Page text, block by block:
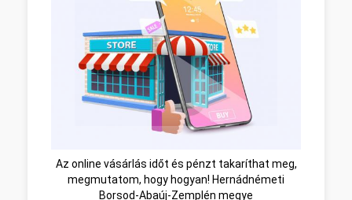
Az online vásárlás időt és pénzt takaríthat meg,
megmutatom, hogy hogyan! Hernádnémeti
Borsod-Abaúj-Zemplén megye